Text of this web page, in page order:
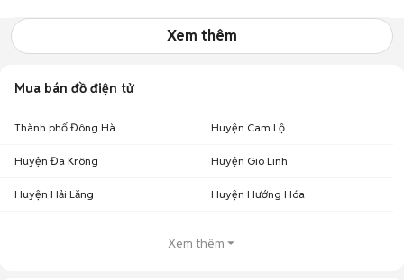
Xem thêm
Mua bán đồ điện tử
Thành phố Đông Hà Huyện Cam Lộ
Huyện Đa Krông Huyện Gio Linh
Huyện Hải Lăng Huyện Hướng Hóa
Xem thêm